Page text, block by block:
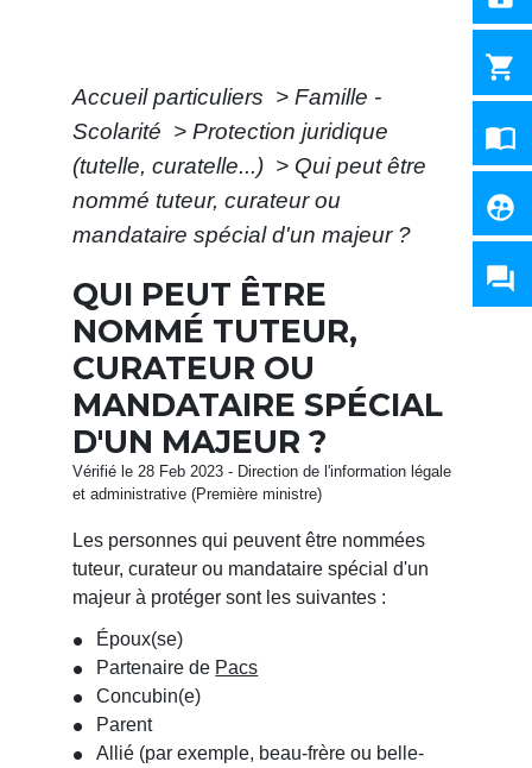
Accueil particuliers > Famille -
Scolarité > Protection juridique
(tutelle, curatelle...) > Qui peut être
nommé tuteur, curateur ou
mandataire spécial d'un majeur ?
QUI PEUT ÊTRE
NOMMÉ TUTEUR,
CURATEUR OU
MANDATAIRE SPÉCIAL
D'UN MAJEUR ?
Vérifié le 28 Feb 2023 - Direction de l'information légale
et administrative (Première ministre)
Les personnes qui peuvent être nommées
tuteur, curateur ou mandataire spécial d'un
majeur à protéger sont les suivantes :
Époux(se)
Partenaire de Pacs
Concubin(e)
Parent
Allié (par exemple, beau-frère ou belle-
shopping_cart
import_contacts
supervised_user_circle
question_answer